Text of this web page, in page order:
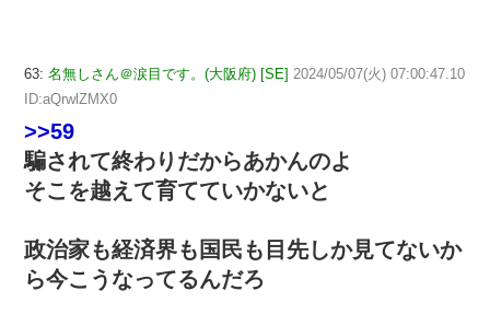
63: 名無しさん＠涙目です。(大阪府) [SE] 2024/05/07(火) 07:00:47.10
ID:aQrwlZMX0
>>59
騙されて終わりだからあかんのよ
そこを越えて育てていかないと
政治家も経済界も国民も目先しか見てないか
ら今こうなってるんだろ